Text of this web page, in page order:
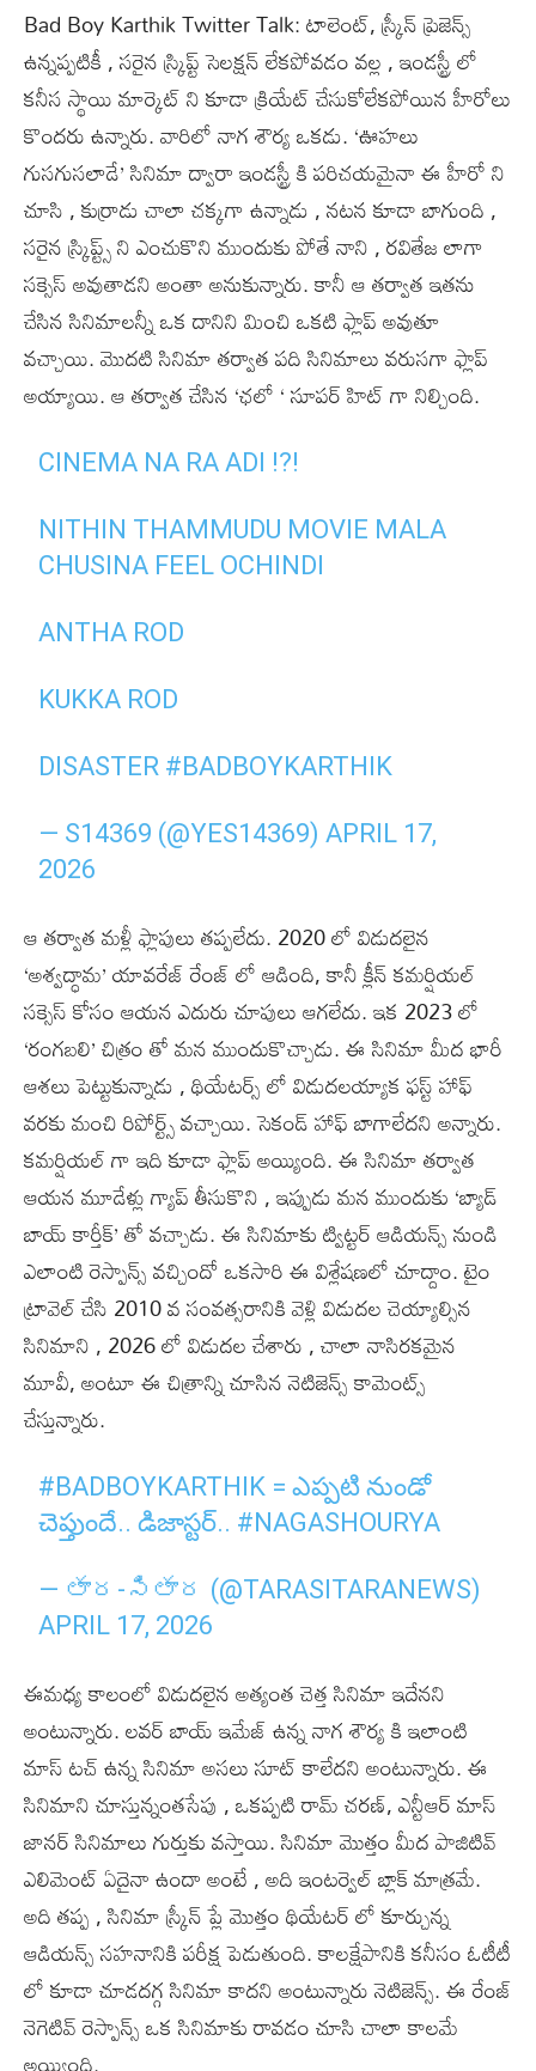
Bad Boy Karthik Twitter Talk: టాలెంట్, స్క్రీన్ ప్రెజెన్స్
ఉన్నప్పటికీ , సరైన స్క్రిప్ట్ సెలక్షన్ లేకపోవడం వల్ల , ఇండస్ట్రీ లో
కనీస స్థాయి మార్కెట్ ని కూడా క్రియేట్ చేసుకోలేకపోయిన హీరోలు
కొందరు ఉన్నారు. వారిలో నాగ శౌర్య ఒకడు. ‘ఊహలు
గుసగుసలాడే’ సినిమా ద్వారా ఇండస్ట్రీ కి పరిచయమైనా ఈ హీరో ని
చూసి , కుర్రాడు చాలా చక్కగా ఉన్నాడు , నటన కూడా బాగుంది ,
సరైన స్క్రిప్ట్స్ ని ఎంచుకొని ముందుకు పోతే నాని , రవితేజ లాగా
సక్సెస్ అవుతాడని అంతా అనుకున్నారు. కానీ ఆ తర్వాత ఇతను
చేసిన సినిమాలన్నీ ఒక దానిని మించి ఒకటి ఫ్లాప్ అవుతూ
వచ్చాయి. మొదటి సినిమా తర్వాత పది సినిమాలు వరుసగా ఫ్లాప్
అయ్యాయి. ఆ తర్వాత చేసిన ‘ఛలో ‘ సూపర్ హిట్ గా నిల్చింది.
CINEMA NA RA ADI !?!
NITHIN THAMMUDU MOVIE MALA
CHUSINA FEEL OCHINDI
ANTHA ROD
KUKKA ROD
DISASTER #BADBOYKARTHIK
— S14369 (@YES14369)APRIL 17,
2026
ఆ తర్వాత మళ్లీ ఫ్లాపులు తప్పలేదు. 2020 లో విడుదలైన
‘అశ్వద్ధామ’ యావరేజ్ రేంజ్ లో ఆడింది, కానీ క్లీన్ కమర్షియల్
సక్సెస్ కోసం ఆయన ఎదురు చూపులు ఆగలేదు. ఇక 2023 లో
‘రంగబలి’ చిత్రం తో మన ముందుకొచ్చాడు. ఈ సినిమా మీద భారీ
ఆశలు పెట్టుకున్నాడు , థియేటర్స్ లో విడుదలయ్యాక ఫస్ట్ హాఫ్
వరకు మంచి రిపోర్ట్స్ వచ్చాయి. సెకండ్ హాఫ్ బాగాలేదని అన్నారు.
కమర్షియల్ గా ఇది కూడా ఫ్లాప్ అయ్యింది. ఈ సినిమా తర్వాత
ఆయన మూడేళ్లు గ్యాప్ తీసుకొని , ఇప్పుడు మన ముందుకు ‘బ్యాడ్
బాయ్ కార్తీక్’ తో వచ్చాడు. ఈ సినిమాకు ట్విట్టర్ ఆడియన్స్ నుండి
ఎలాంటి రెస్పాన్స్ వచ్చిందో ఒకసారి ఈ విశ్లేషణలో చూద్దాం. టైం
ట్రావెల్ చేసి 2010 వ సంవత్సరానికి వెళ్లి విడుదల చెయ్యాల్సిన
సినిమాని , 2026 లో విడుదల చేశారు , చాలా నాసిరకమైన
మూవీ, అంటూ ఈ చిత్రాన్ని చూసిన నెటిజెన్స్ కామెంట్స్
చేస్తున్నారు.
#BADBOYKARTHIK = ఎప్పటి నుండో
చెప్తుందే.. డిజాస్టర్.. #NAGASHOURYA
— తార-సితార (@TARASITARANEWS)
APRIL 17, 2026
ఈమధ్య కాలంలో విడుదలైన అత్యంత చెత్త సినిమా ఇదేనని
అంటున్నారు. లవర్ బాయ్ ఇమేజ్ ఉన్న నాగ శౌర్య కి ఇలాంటి
మాస్ టచ్ ఉన్న సినిమా అసలు సూట్ కాలేదని అంటున్నారు. ఈ
సినిమాని చూస్తున్నంతసేపు , ఒకప్పటి రామ్ చరణ్, ఎన్టీఆర్ మాస్
జానర్ సినిమాలు గుర్తుకు వస్తాయి. సినిమా మొత్తం మీద పాజిటివ్
ఎలిమెంట్ ఏదైనా ఉందా అంటే , అది ఇంటర్వెల్ బ్లాక్ మాత్రమే.
అది తప్ప , సినిమా స్క్రీన్ ప్లే మొత్తం థియేటర్ లో కూర్చున్న
ఆడియన్స్ సహనానికి పరీక్ష పెడుతుంది. కాలక్షేపానికి కనీసం ఓటీటీ
లో కూడా చూడదగ్గ సినిమా కాదని అంటున్నారు నెటిజెన్స్. ఈ రేంజ్
నెగెటివ్ రెస్పాన్స్ ఒక సినిమాకు రావడం చూసి చాలా కాలమే